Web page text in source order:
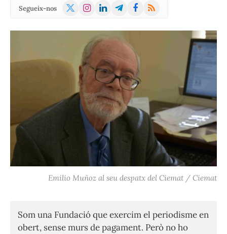
Segueix-nos
X
Instagram
LinkedInTelegramFacebook
RSS
Emilio Muñoz al seu despatx del Ciemat / Ciemat
Som una Fundació que exercim el periodisme en
obert, sense murs de pagament. Però no ho